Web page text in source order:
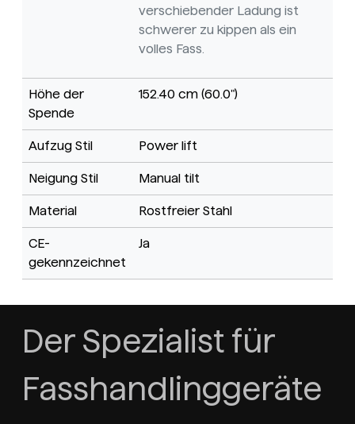
verschiebender Ladung ist
schwerer zu kippen als ein
volles Fass.
Höhe der
Spende
152.40 cm (60.0")
Aufzug Stil Power lift
Neigung Stil Manual tilt
Material Rostfreier Stahl
CE-
gekennzeichnet
Ja
Der Spezialist für
Fasshandlinggeräte